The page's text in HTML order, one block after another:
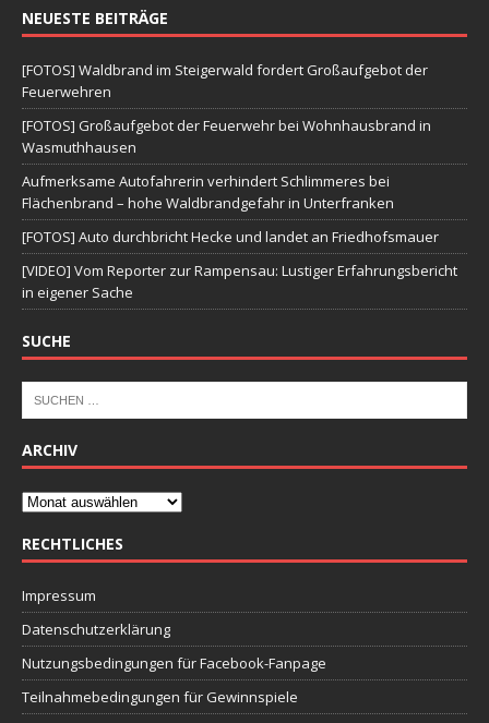
NEUESTE BEITRÄGE
[FOTOS] Waldbrand im Steigerwald fordert Großaufgebot der
Feuerwehren
[FOTOS] Großaufgebot der Feuerwehr bei Wohnhausbrand in
Wasmuthhausen
Aufmerksame Autofahrerin verhindert Schlimmeres bei
Flächenbrand – hohe Waldbrandgefahr in Unterfranken
[FOTOS] Auto durchbricht Hecke und landet an Friedhofsmauer
[VIDEO] Vom Reporter zur Rampensau: Lustiger Erfahrungsbericht
in eigener Sache
SUCHE
ARCHIV
RECHTLICHES
Impressum
Datenschutzerklärung
Nutzungsbedingungen für Facebook-Fanpage
Teilnahmebedingungen für Gewinnspiele